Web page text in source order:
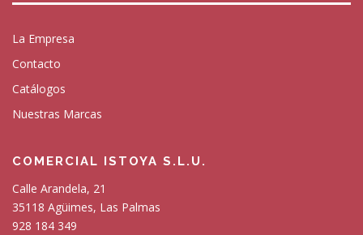
La Empresa
Contacto
Catálogos
Nuestras Marcas
COMERCIAL ISTOYA S.L.U.
Calle Arandela, 21
35118 Agüimes, Las Palmas
928 184 349